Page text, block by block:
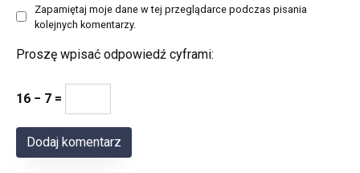
Zapamiętaj moje dane w tej przeglądarce podczas pisania
kolejnych komentarzy.
Proszę wpisać odpowiedź cyframi:
16 − 7 =